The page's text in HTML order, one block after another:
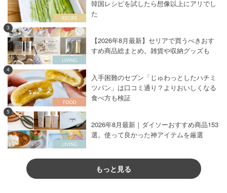
韓国レシピを試したら想像以上にアリでし
た
3
【2026年8月最新】セリアで買うべきおす
すめ商品総まとめ。雑貨や収納グッズも
4
入手困難のセブン「じゅわっとしたハチミ
ツパン」は口コミ通り？よりおいしくなる
食べ方も検証
5
2026年8月最新｜ダイソーおすすめ商品153
選。使って良かった神アイテムを厳選
もっと見る